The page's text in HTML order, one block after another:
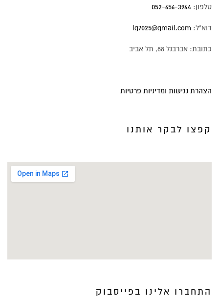
טלפון: 052-656-3944
דוא"ל: lg7025@gmail.com
כתובת: אברבנל 88, תל אביב
הצהרת נגישות ומדיניות פרטיות
קפצו לבקר אותנו
התחברו אלינו בפייסבוק